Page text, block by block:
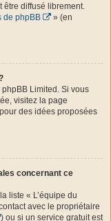
diffusé librement.
de phpBB
» (en
Limited. Si vous
visitez la page
des idées proposées
concernant ce
liste « L’équipe du
avec le propriétaire
) ou si un service gratuit est